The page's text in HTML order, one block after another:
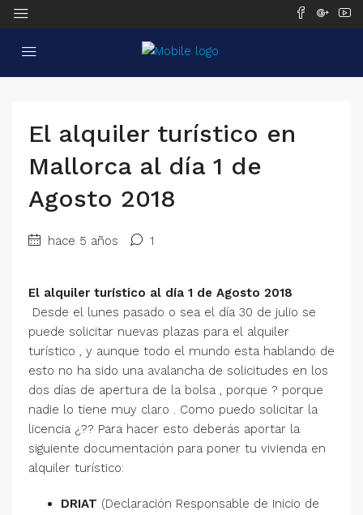
El alquiler turístico en
Mallorca al día 1 de
Agosto 2018
hace 5 años 1
El alquiler turístico al día 1 de Agosto 2018
Desde el lunes pasado o sea el día 30 de julio se
puede solicitar nuevas plazas para el alquiler
turístico , y aunque todo el mundo esta hablando de
esto no ha sido una avalancha de solicitudes en los
dos días de apertura de la bolsa , porque ? porque
nadie lo tiene muy claro . Como puedo solicitar la
licencia ¿?? Para hacer esto deberás aportar la
siguiente documentación para poner tu vivienda en
alquiler turístico:
DRIAT (Declaración Responsable de Inicio de